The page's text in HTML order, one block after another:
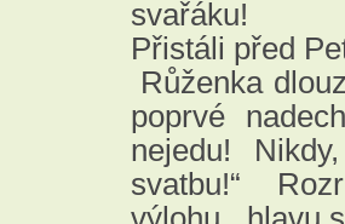
svařáku!
Přistáli před
Růženka
poprvé
nejedu!
svatbu!“